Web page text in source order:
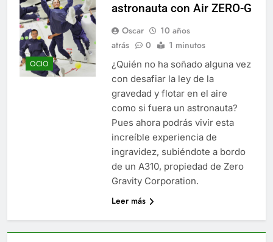
OCIO
astronauta con Air ZERO-G
Oscar
10 años
atrás
0 1 minutos
¿Quién no ha soñado alguna vez
con desafiar la ley de la
gravedad y flotar en el aire
como si fuera un astronauta?
Pues ahora podrás vivir esta
increíble experiencia de
ingravidez, subiéndote a bordo
de un A310, propiedad de Zero
Gravity Corporation.
Leer más